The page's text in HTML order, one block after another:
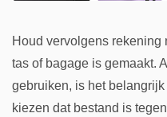
Houd vervolgens rekening
tas of bagage is gemaakt.
gebruiken, is het
kiezen dat bestand is